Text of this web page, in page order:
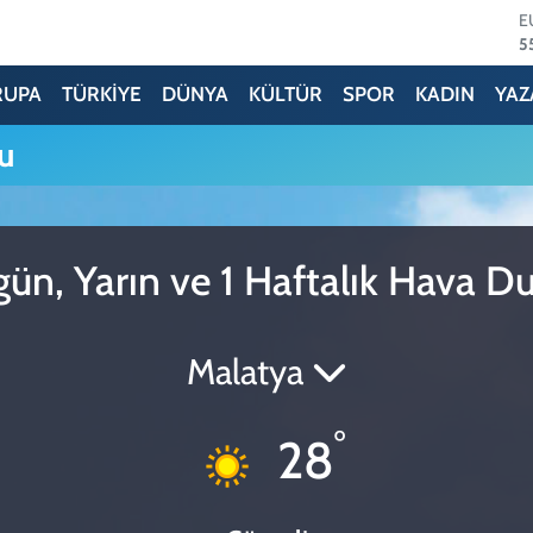
TÜRKİYE DÜNYA KÜLTÜR SPOR KADIN
Yarın ve 1 Haftalık Hava
Malatya
28°